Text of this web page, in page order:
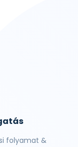
folyamat &